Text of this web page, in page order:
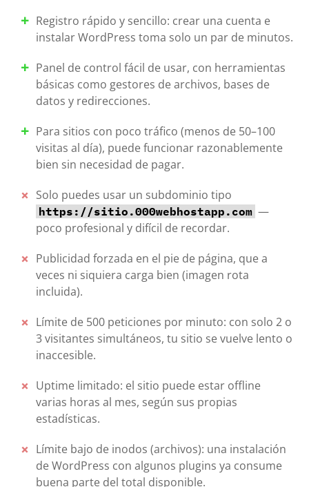
Registro rápido y sencillo: crear una cuenta e
instalar WordPress toma solo un par de minutos.
Panel de control fácil de usar, con herramientas
básicas como gestores de archivos, bases de
datos y redirecciones.
Para sitios con poco tráfico (menos de 50–100
visitas al día), puede funcionar razonablemente
bien sin necesidad de pagar.
Solo puedes usar un subdominio tipo
https://sitio.000webhostapp.com —
poco profesional y difícil de recordar.
Publicidad forzada en el pie de página, que a
veces ni siquiera carga bien (imagen rota
incluida).
Límite de 500 peticiones por minuto: con solo 2 o
3 visitantes simultáneos, tu sitio se vuelve lento o
inaccesible.
Uptime limitado: el sitio puede estar offline
varias horas al mes, según sus propias
estadísticas.
Límite bajo de inodos (archivos): una instalación
de WordPress con algunos plugins ya consume
buena parte del total disponible.